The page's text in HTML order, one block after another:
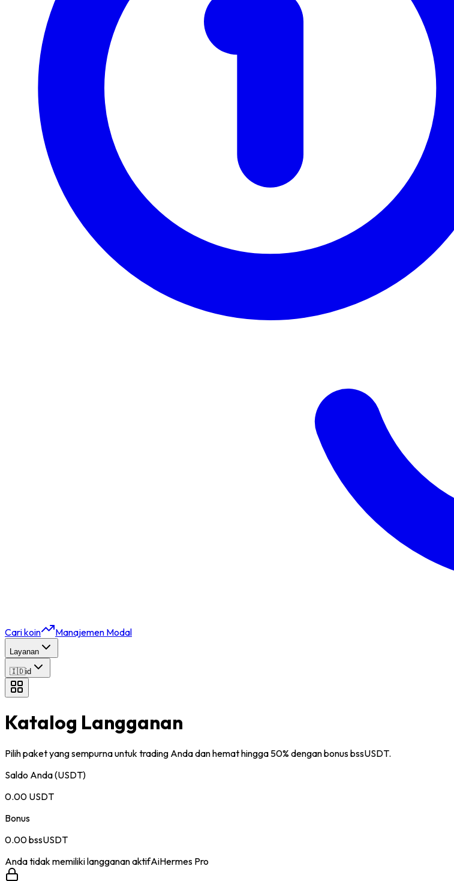
Cari koin Manajemen Modal
Layanan
🇮🇩id
Katalog Langganan
Pilih paket yang sempurna untuk trading Anda danhemat hingga 50% dengan bonus bssUSDT.
Saldo Anda (USDT)
0.00 USDT
Bonus
0.00bssUSDT
Anda tidak memiliki langganan aktifAiHermes Pro